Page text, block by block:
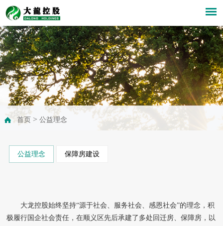
首页> 公益理念
公益理念 保障房建设
大龙控股始终坚持“源于社会、服务社会、感恩社会”的理念，积
极履行国企社会责任，在顺义区先后承建了多处回迁房、保障房，以